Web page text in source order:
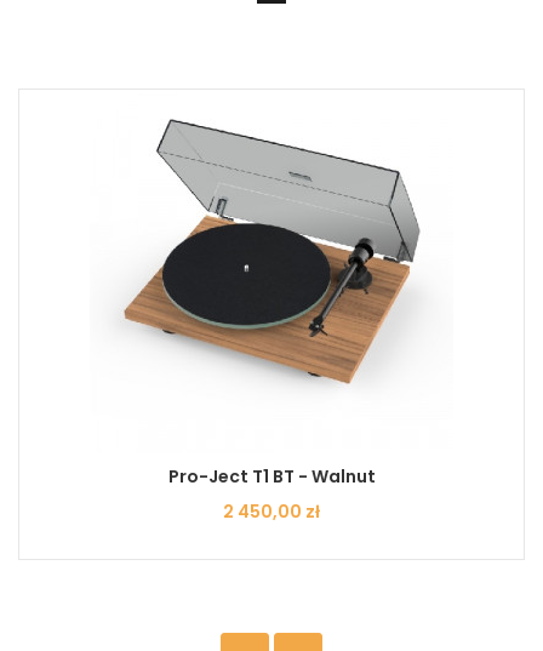
Pro-Ject T1 BT - Walnut
Cena
2 450,00 zł